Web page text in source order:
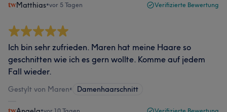
Matthias•vor 5 Tagen Verifizierte Bewertung
Ich bin sehr zufrieden. Maren hat meine Haare so
geschnitten wie ich es gern wollte. Komme auf jedem
Fall wieder.
Gestylt von Maren• Damenhaarschnitt